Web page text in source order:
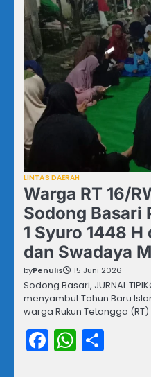
LINTAS DAERAH
Warga RT 16/
Sodong Basari
1 Syuro 1448
dan Swadaya
byPenulis 15 Juni 2026
Sodong Basari, JURNAL
menyambut Tahun Baru
warga Rukun Tetangga (RT)
Facebook